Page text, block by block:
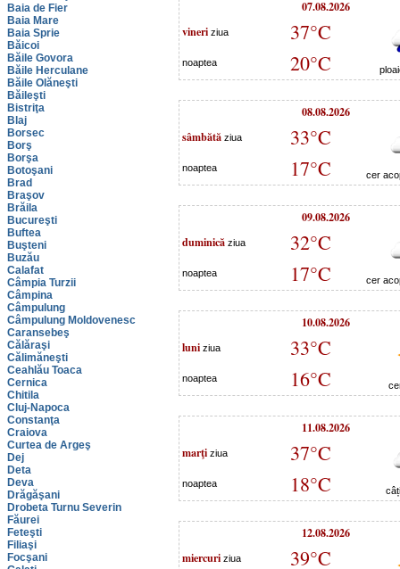
Baia de Fier
Baia Mare
Baia Sprie
Băicoi
Băile Govora
Băile Herculane
Băile Olăneşti
Băileşti
Bistriţa
Blaj
Borsec
Borş
Borşa
Botoşani
Brad
Braşov
Brăila
Bucureşti
Buftea
Buşteni
Buzău
Calafat
Câmpia Turzii
Câmpina
Câmpulung
Câmpulung Moldovenesc
Caransebeş
Călăraşi
Călimăneşti
Ceahlău Toaca
Cernica
Chitila
Cluj-Napoca
Constanţa
Craiova
Curtea de Argeş
Dej
Deta
Deva
Drăgăşani
Drobeta Turnu Severin
Făurei
Feteşti
Filiaşi
Focşani
07.08.2026
vineri ziua 37°C
noaptea 20°C
08.08.2026
sâmbătă ziua 33°C
cer
noaptea 17°C
09.08.2026
duminică ziua 32°C
cer
noaptea 17°C
10.08.2026
luni ziua 33°C
noaptea 16°C
11.08.2026
marţi ziua 37°C
noaptea 18°C
12.08.2026
miercuri ziua 39°C